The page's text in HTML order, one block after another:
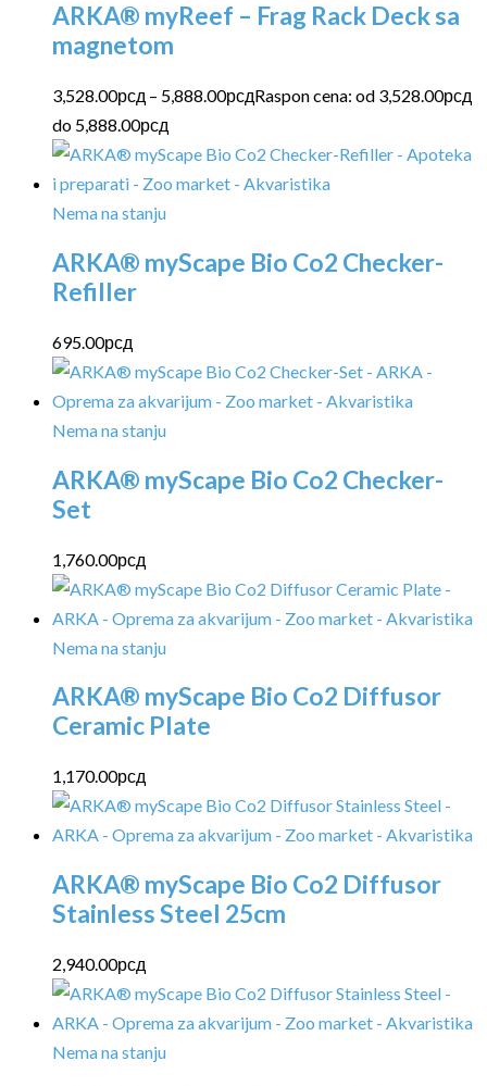
ARKA® myReef – Frag Rack Deck sa
magnetom
3,528.00рсд – 5,888.00рсдRaspon cena: od 3,528.00рсд
do 5,888.00рсд
Nema na stanju
ARKA® myScape Bio Co2 Checker-
Refiller
695.00рсд
Nema na stanju
ARKA® myScape Bio Co2 Checker-
Set
1,760.00рсд
Nema na stanju
ARKA® myScape Bio Co2 Diffusor
Ceramic Plate
1,170.00рсд
ARKA® myScape Bio Co2 Diffusor
Stainless Steel 25cm
2,940.00рсд
Nema na stanju